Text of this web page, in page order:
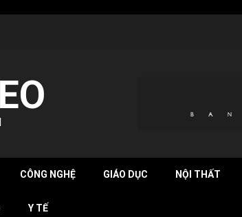
CÔNG NGHỆ GIÁO DỤC NỘI THẤT
Y TẾ